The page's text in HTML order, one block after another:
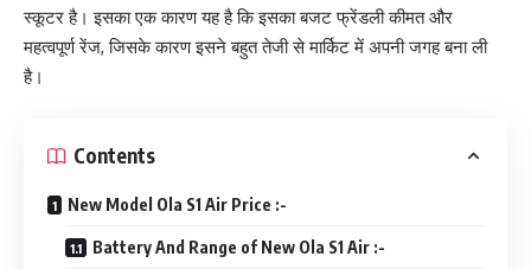
स्कूटर है। इसका एक कारण यह है कि इसका बजट फ्रेंडली कीमत और
महत्वपूर्ण रेंज, जिसके कारण इसने बहुत तेजी से मार्किट में अपनी जगह बना ली
है।
Contents
New Model Ola S1 Air Price :-
Battery And Range of New Ola S1 Air :-